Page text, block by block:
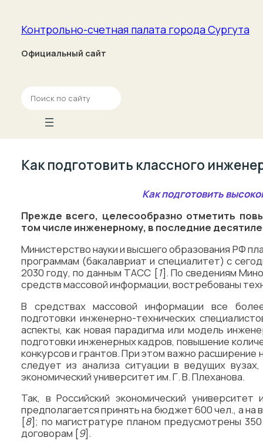
Контрольно-счетная палата­ города Сургута
Официальный сайт
П
о
Как подготовить классного
Как подготовить
Прежде всего, целесообразно отметить
том числе инженерному, в последние
Министерство науки и высшего образования РФ
программам (бакалавриат и специалитет) с
2030 году, по данным ТАСС [1]. По сведениям
средств массовой информации, востребованы
В средствах массовой информации все
подготовки инженерно-технических
аспекты, как новая парадигма или модель
подготовки инженерных кадров, повышение
конкурсов и грантов. При этом важно
следует из анализа ситуации в ведущих
экономический университет им. Г. В. Плеханова.
Так, в Российский экономический
предполагается принять на бюджет 600 чел., а
[8]; по магистратуре планом предусмотрены
договорам [9].